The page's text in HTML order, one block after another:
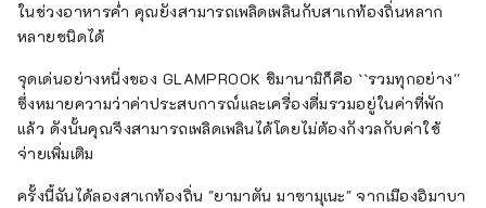
ในช่วงอาหารค่ำ คุณยังสามารถเพลิดเพลินกับสาเกท้องถิ่นหลาก
หลายชนิดได้
จุดเด่นอย่างหนึ่งของ GLAMPROOK ชิมานามิก็คือ ``รวมทุกอย่าง''
ซึ่งหมายความว่าค่าประสบการณ์และเครื่องดื่มรวมอยู่ในค่าที่พัก
แล้ว ดังนั้นคุณจึงสามารถเพลิดเพลินได้โดยไม่ต้องกังวลกับค่าใช้
จ่ายเพิ่มเติม
ครั้งนี้ฉันได้ลองสาเกท้องถิ่น "ยามาตัน มาซามุเนะ" จากเมืองอิมาบา